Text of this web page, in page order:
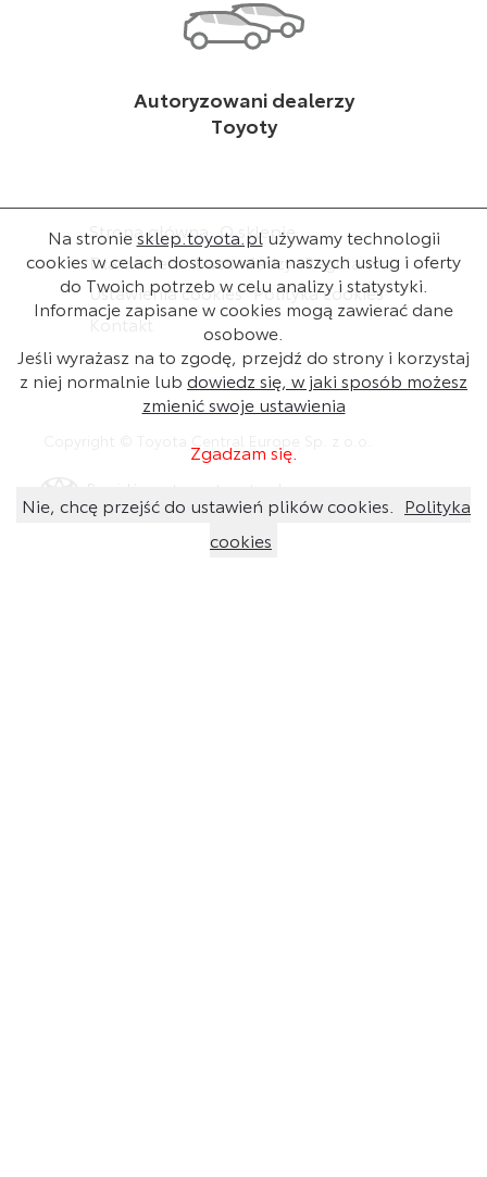
Autoryzowani dealerzy
Toyoty
Strona główna O sklepie
Dla dealera Baza wiedzy Regulamin
Ustawienia cookies Polityka cookies
Kontakt
Na stroniesklep.toyota.pl używamy technologii
cookies w celach dostosowania naszych usług i oferty
do Twoich potrzeb w celu analizy i statystyki.
Informacje zapisane w cookies mogą zawierać dane
osobowe.
Jeśli wyrażasz na to zgodę, przejdź do strony i korzystaj
z niej normalnie lub dowiedz się, w jaki sposób możesz
zmienić swoje ustawienia
Zgadzam się.
Nie, chcę przejść do ustawień plików cookies.
Polityka
cookies